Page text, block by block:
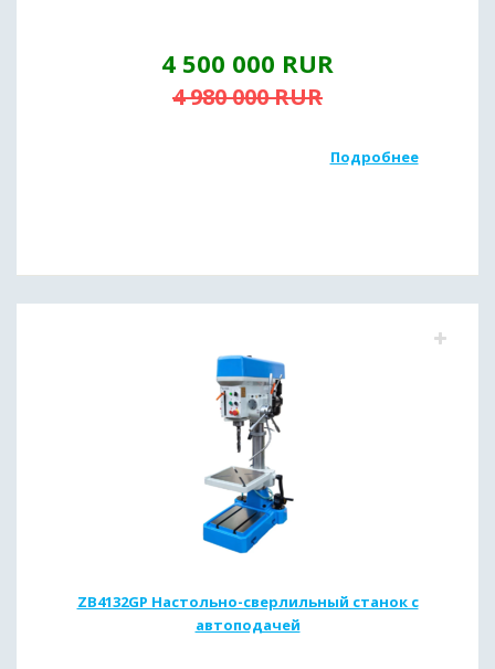
4 500 000 RUR
4 980 000RUR
Подробнее
ZB4132GP Настольно-сверлильный станок с
автоподачей